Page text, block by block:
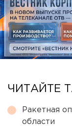
ЧИТАЙТЕ
Ракетная
области